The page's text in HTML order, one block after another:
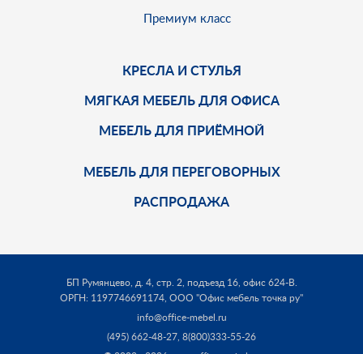
Премиум класс
КРЕСЛА И СТУЛЬЯ
МЯГКАЯ МЕБЕЛЬ ДЛЯ ОФИСА
МЕБЕЛЬ ДЛЯ ПРИЁМНОЙ
МЕБЕЛЬ ДЛЯ ПЕРЕГОВОРНЫХ
РАСПРОДАЖА
БП Румянцево, д. 4, стр. 2, подъезд 16, офис 624-В.
ОРГН: 1197746691174, ООО "Офис мебель точка ру"
info@office-mebel.ru
(495) 662-48-27, 8(800)333-55-26